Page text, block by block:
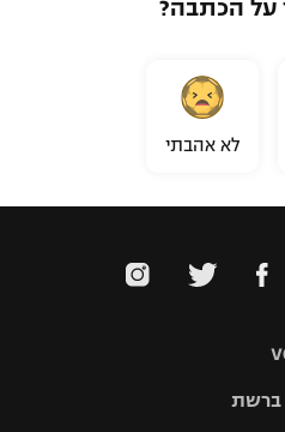
על הכתבה?
לא אהבתי
ברשת